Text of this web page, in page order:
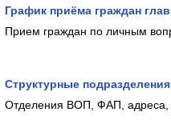
График приёма граждан
Прием граждан по личным
Структурные подразделения
Отделения ВОП, ФАП, адреса,